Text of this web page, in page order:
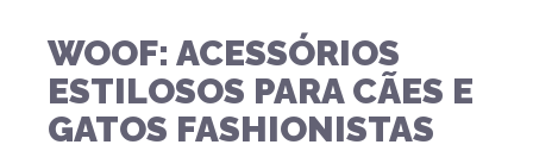
WOOF: ACESSÓRIOS
ESTILOSOS PARA CÃES E
GATOS FASHIONISTAS